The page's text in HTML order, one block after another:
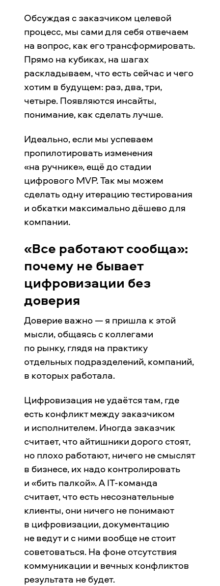
Обсуждая с заказчиком целевой
процесс, мы сами для себя отвечаем
на вопрос, как его трансформировать.
Прямо на кубиках, на шагах
раскладываем, что есть сейчас и чего
хотим в будущем: раз, два, три,
четыре. Появляются инсайты,
понимание, как сделать лучше.
Идеально, если мы успеваем
пропилотировать изменения
«на ручнике», ещё до стадии
цифрового MVP. Так мы можем
сделать одну итерацию тестирования
и обкатки максимально дёшево для
компании.
«Все работают сообща»:
почему не бывает
цифровизации без
доверия
Доверие важно — я пришла к этой
мысли, общаясь с коллегами
по рынку, глядя на практику
отдельных подразделений, компаний,
в которых работала.
Цифровизация не удаётся там, где
есть конфликт между заказчиком
и исполнителем. Иногда заказчик
считает, что айтишники дорого стоят,
но плохо работают, ничего не смыслят
в бизнесе, их надо контролировать
и «бить палкой». А IT-команда
считает, что есть несознательные
клиенты, они ничего не понимают
в цифровизации, документацию
не ведут и с ними вообще не стоит
советоваться. На фоне отсутствия
коммуникации и вечных конфликтов
результата не будет.